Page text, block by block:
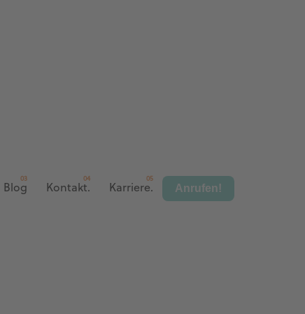
Blog Kontakt. Karriere. Anrufen!